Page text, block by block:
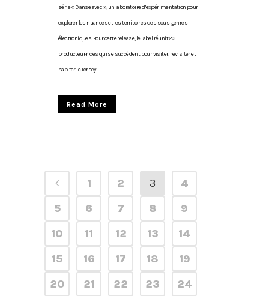
série « Danse avec », un laboratoire d’expérimentation pour
explorer les nuances et les territoires des sous-genres
électroniques. Pour cette release, le label réunit 23
producteur·rices qui se succèdent pour visiter, revisiter et
habiter le Jersey...
Read More
1 2 3
4
5
6 7 8
9
10
11 12 13
14
15
16 17 18
19
20
21 22 23
24